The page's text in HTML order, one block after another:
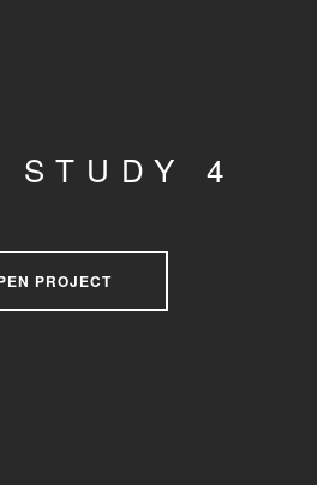
STUDY 4
PROJECT